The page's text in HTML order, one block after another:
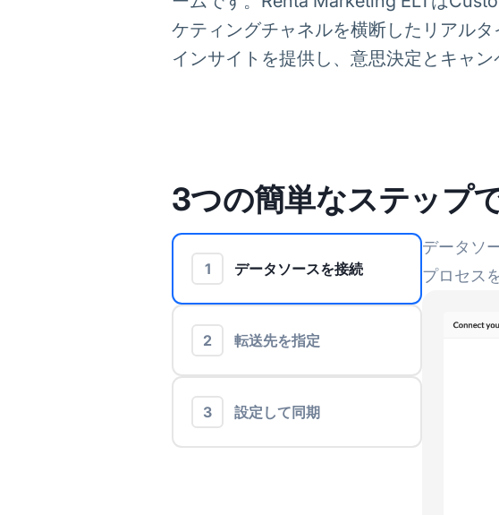
ケティングチャネルを横断したリアル
インサイトを提供し、意思決定とキャン
3つの簡単なステップ
1 データソースを接続
2 転送先を指定
3 設定して同期
データソ
プロセス